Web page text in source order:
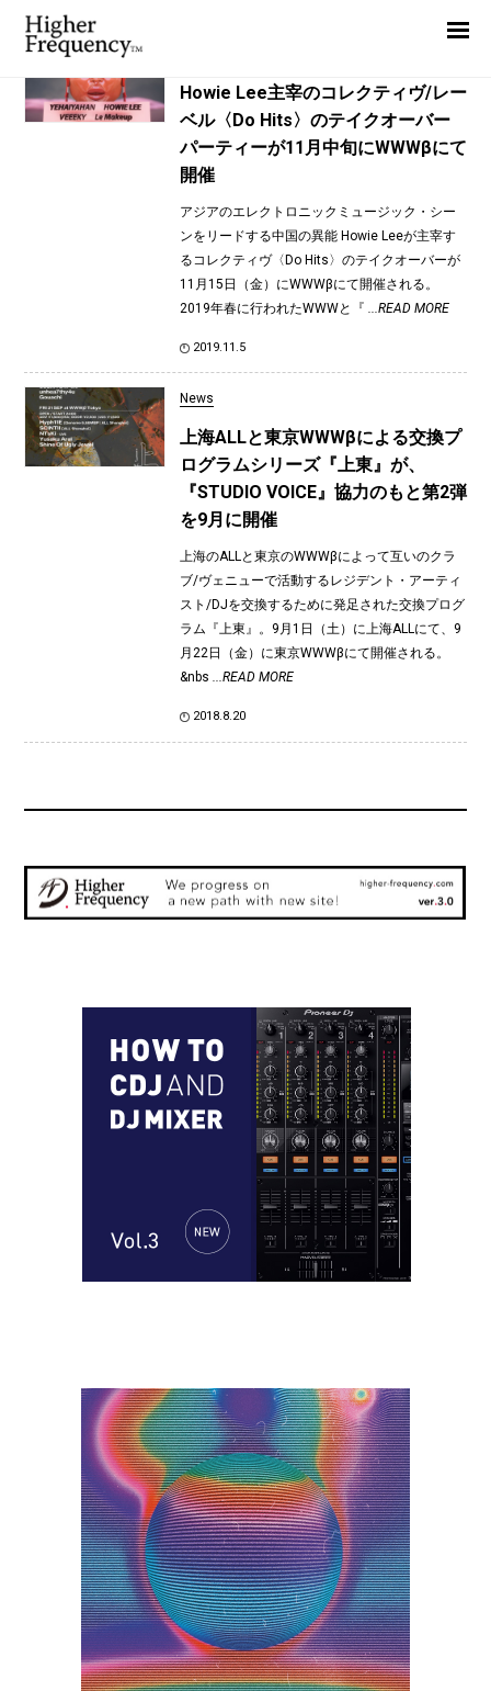
TAG: Yusaku Arai
Howie Lee主宰のコレクティヴ/レー
ベル〈Do Hits〉のテイクオーバー
パーティーが11月中旬にWWWβにて
開催
アジアのエレクトロニックミュージック・シー
ンをリードする中国の異能 Howie Leeが主宰す
るコレクティヴ〈Do Hits〉のテイクオーバーが
11月15日（金）にWWWβにて開催される。
2019年春に行われたWWWと『 ...READ MORE
2019.11.5
News
上海ALLと東京WWWβによる交換プ
ログラムシリーズ『上東』が、
『STUDIO VOICE』協力のもと第2弾
を9月に開催
上海のALLと東京のWWWβによって互いのクラ
ブ/ヴェニューで活動するレジデント・アーティ
スト/DJを交換するために発足された交換プログ
ラム『上東』。9月1日（土）に上海ALLにて、9
月22日（金）に東京WWWβにて開催される。
&nbs ...READ MORE
2018.8.20
News
Interview
Highlight
Report